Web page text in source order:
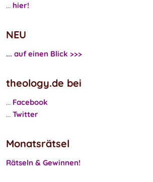
... hier!
NEU
... auf einen Blick >>>
theology.de bei
... Facebook
... Twitter
Monatsrätsel
Rätseln & Gewinnen!